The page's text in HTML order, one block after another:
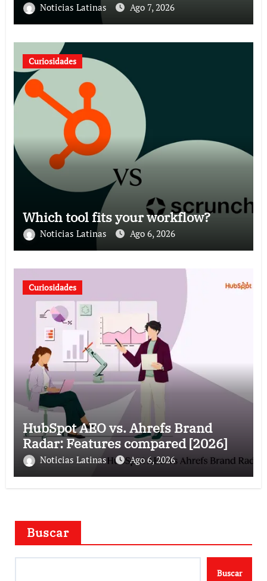
Noticias Latinas Ago 7, 2026
Curiosidades
Which tool fits your workflow?
Noticias Latinas Ago 6, 2026
Curiosidades
HubSpot AEO vs. Ahrefs Brand
Radar: Features compared [2026]
Noticias Latinas Ago 6, 2026
Buscar
Buscar